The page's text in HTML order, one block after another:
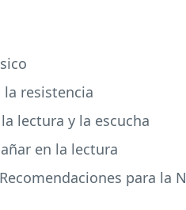
resistencia
lectura y la escucha
en la lectura
para la